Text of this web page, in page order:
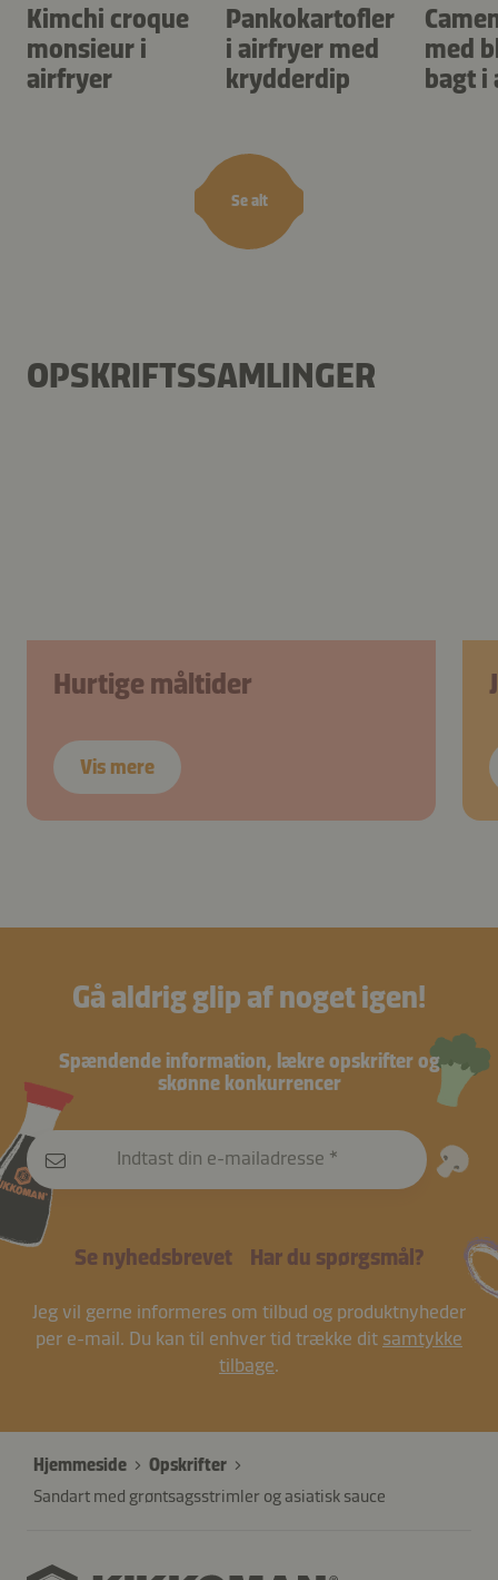
Se alt
Kimchi croque
monsieur i
airfryer
Pankokartofler
i airfryer med
krydderdip
med
bagt i
OPSKRIFTSSAMLINGER
Hurtige måltider
Vis mere
Gå aldrig glip af noget igen!
Spændende information, lækre opskrifter og
skønne konkurrencer
Indtast din e-mailadresse
Se nyhedsbrevet Har du spørgsmål?
Jeg vil gerne informeres om tilbud og produktnyheder
per e-mail. Du kan til enhver tid trække dit samtykke
tilbage.
Hjemmeside
Opskrifter
Sandart med grøntsagsstrimler og asiatisk sauce